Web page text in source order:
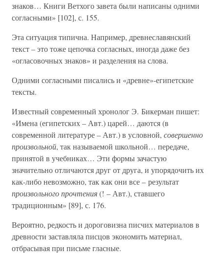
знаков… Книги Ветхого завета были написаны одними
согласными» [102], с. 155.
Эта ситуация типична. Например, древнеславянский
текст – это тоже цепочка согласных, иногда даже без
«огласовочных знаков» и разделения на слова.
Одними согласными писались и «древне»-египетские
тексты.
Известный современный хронолог Э. Бикерман пишет:
«Имена (египетских – Авт.) царей… даются (в
современной литературе – Авт.) в условной, совершенно
произвольной, так называемой школьной… передаче,
принятой в учебниках… Эти формы зачастую
значительно отличаются друг от друга, и упорядочить их
как-либо невозможно, так как они все – результат
произвольного прочтения(! – Авт.), ставшего
традиционным» [89], с. 176.
Вероятно, редкость и дороговизна писчих материалов в
древности заставляла писцов экономить материал,
отбрасывая при письме гласные.